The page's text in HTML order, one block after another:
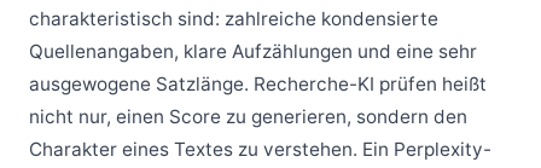
charakteristisch sind: zahlreiche kondensierte
Quellenangaben, klare Aufzählungen und eine sehr
ausgewogene Satzlänge. Recherche-KI prüfen heißt
nicht nur, einen Score zu generieren, sondern den
Charakter eines Textes zu verstehen. Ein Perplexity-